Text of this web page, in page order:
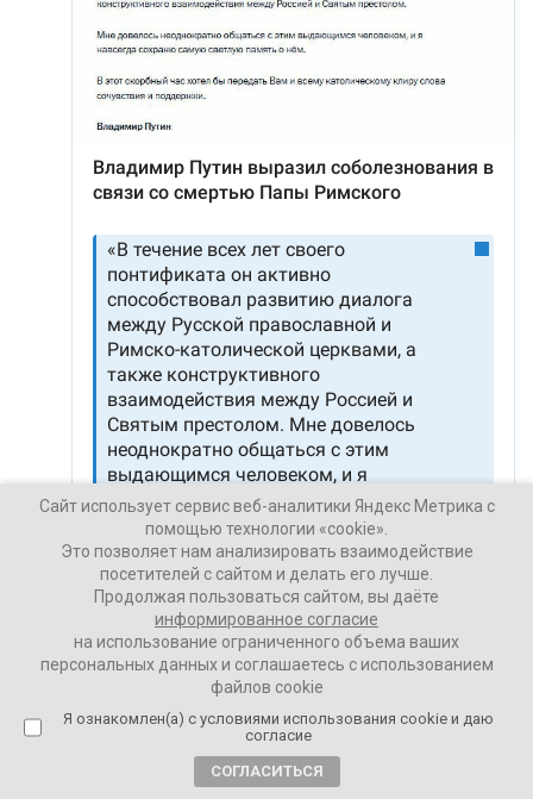
Сайт использует сервис веб-аналитики Яндекс Метрика с
помощью технологии «cookie».
Это позволяет нам анализировать взаимодействие
посетителей с сайтом и делать его лучше.
Продолжая пользоваться сайтом, вы даёте
информированное согласие
на использование ограниченного объема ваших
персональных данных и соглашаетесь с использованием
файлов cookie
Я ознакомлен(а) с условиями использования cookie и даю
согласие
СОГЛАСИТЬСЯ